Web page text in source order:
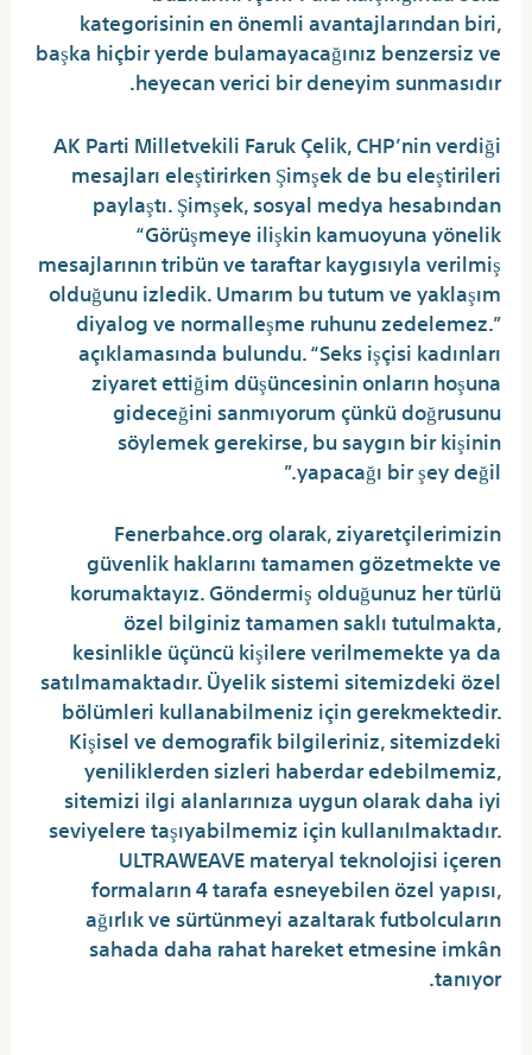
kategorisinin en önemli avantajlarından biri,
başka hiçbir yerde bulamayacağınız benzersiz ve
heyecan verici bir deneyim sunmasıdır.
AK Parti Milletvekili Faruk Çelik, CHP’nin verdiği
mesajları eleştirirken Şimşek de bu eleştirileri
paylaştı. Şimşek, sosyal medya hesabından
“Görüşmeye ilişkin kamuoyuna yönelik
mesajlarının tribün ve taraftar kaygısıyla verilmiş
olduğunu izledik. Umarım bu tutum ve yaklaşım
diyalog ve normalleşme ruhunu zedelemez.”
açıklamasında bulundu. “Seks işçisi kadınları
ziyaret ettiğim düşüncesinin onların hoşuna
gideceğini sanmıyorum çünkü doğrusunu
söylemek gerekirse, bu saygın bir kişinin
yapacağı bir şey değil.”
Fenerbahce.org olarak, ziyaretçilerimizin
güvenlik haklarını tamamen gözetmekte ve
korumaktayız. Göndermiş olduğunuz her türlü
özel bilginiz tamamen saklı tutulmakta,
kesinlikle üçüncü kişilere verilmemekte ya da
satılmamaktadır. Üyelik sistemi sitemizdeki özel
bölümleri kullanabilmeniz için gerekmektedir.
Kişisel ve demografik bilgileriniz, sitemizdeki
yeniliklerden sizleri haberdar edebilmemiz,
sitemizi ilgi alanlarınıza uygun olarak daha iyi
seviyelere taşıyabilmemiz için kullanılmaktadır.
ULTRAWEAVE materyal teknolojisi içeren
formaların 4 tarafa esneyebilen özel yapısı,
ağırlık ve sürtünmeyi azaltarak futbolcuların
sahada daha rahat hareket etmesine imkân
tanıyor.